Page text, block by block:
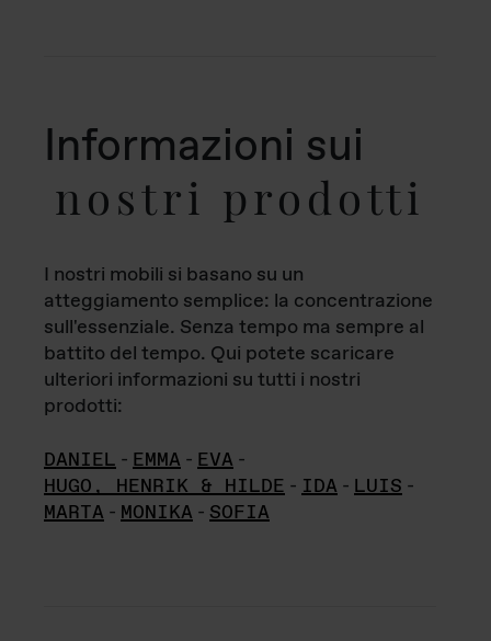
Informazioni sui
nostri prodotti
I nostri mobili si basano su un
atteggiamento semplice: la concentrazione
sull'essenziale. Senza tempo ma sempre al
battito del tempo. Qui potete scaricare
ulteriori informazioni su tutti i nostri
prodotti:
DANIEL - EMMA - EVA -
HUGO, HENRIK & HILDE - IDA - LUIS -
MARTA - MONIKA - SOFIA